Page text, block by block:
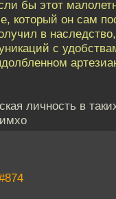
бы этот
который он сам
в
с
личность в